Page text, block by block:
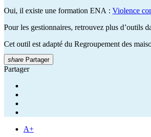
Oui, il existe une formation ENA : Violence
Pour les gestionnaires, retrouvez plus d’outils
Cet outil est adapté du Regroupement des
share Partager
Partager
A+